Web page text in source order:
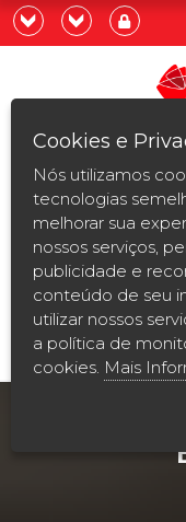
Pós-
Já
Cookies e
Nós utilizamos
tecnologias
melhorar sua
nossos serviços,
publicidade e
conteúdo de seu
utilizar nossos
a política de
cookies. Mais